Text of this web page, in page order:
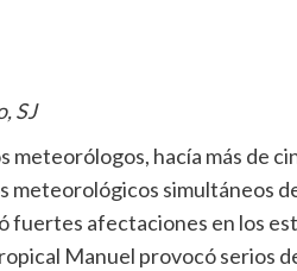
SJ
meteorólogos, hacía más de
meteorológicos simultáneos
fuertes afectaciones en los
Manuel provocó serios